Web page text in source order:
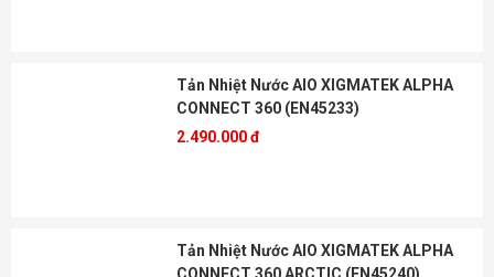
Tản Nhiệt Nước AIO XIGMATEK ALPHA
CONNECT 360 (EN45233)
2.490.000 đ
Tản Nhiệt Nước AIO XIGMATEK ALPHA